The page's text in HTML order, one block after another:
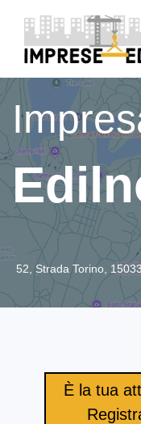
52, Strada Torino,
È la tua